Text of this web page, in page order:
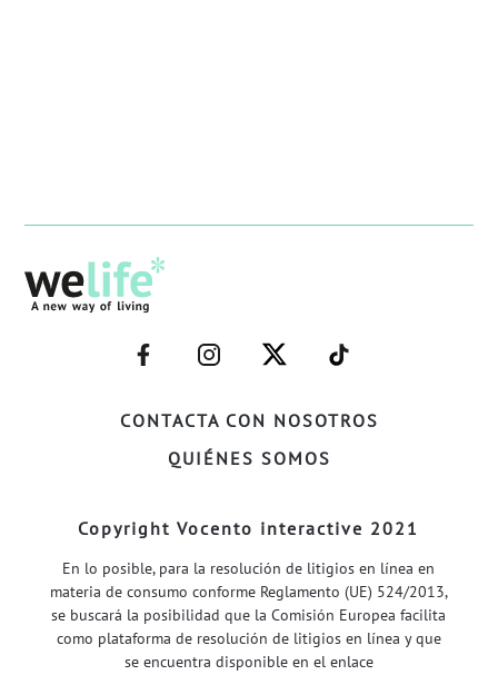
CONTACTA CON NOSOTROS
QUIÉNES SOMOS
–
FACEBOOK–
–
INSTAGRAM–
–
TWITTER–
–
WELIFE–
Copyright Vocento interactive 2021
En lo posible, para la resolución de litigios en línea en
materia de consumo conforme Reglamento (UE) 524/2013,
se buscará la posibilidad que la Comisión Europea facilita
como plataforma de resolución de litigios en línea y que
se encuentra disponible en el enlace